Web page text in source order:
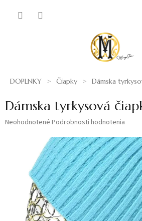
DOPLNKY Čiapky Dámska
Dámska tyrkysová
Priemerné
hviezdičiek.
Neohodnotené Podrobnosti hodnotenia